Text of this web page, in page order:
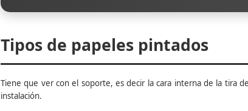
Tipos de papeles pintados
Tiene que ver con el soporte, es decir la cara interna de la tira
instalación.